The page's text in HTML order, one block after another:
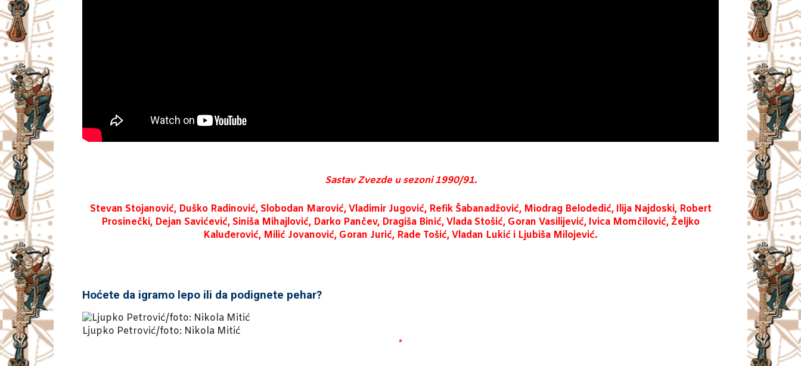
Sastav Zvezde u sezoni 1990/91.
Stevan Stojanović, Duško Radinović, Slobodan Marović, Vladimir Jugović, Refik Šabanadžović, Miodrag Belodedić, Ilija Najdoski, Robert
Prosinečki, Dejan Savićević, Siniša Mihajlović, Darko Pančev, Dragiša Binić, Vlada Stošić, Goran Vasilijević, Ivica Momčilović, Željko
Kaluđerović, Milić Jovanović, Goran Jurić, Rade Tošić, Vladan Lukić i Ljubiša Milojević.
Hoćete da igramo lepo ili da podignete pehar?
Ljupko Petrović/foto: Nikola Mitić
*